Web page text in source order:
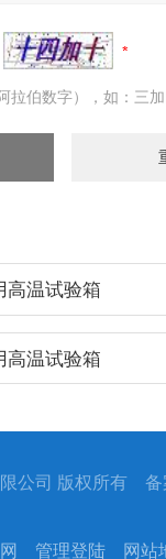
拉伯数字），如：三
高温试验箱
高温试验箱
限公司 版权所有
管理登陆 网站